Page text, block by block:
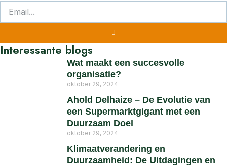
Interessante blogs
Wat maakt een succesvolle
organisatie?
oktober 29, 2024
Ahold Delhaize – De Evolutie van
een Supermarktgigant met een
Duurzaam Doel
oktober 29, 2024
Klimaatverandering en
Duurzaamheid: De Uitdagingen en